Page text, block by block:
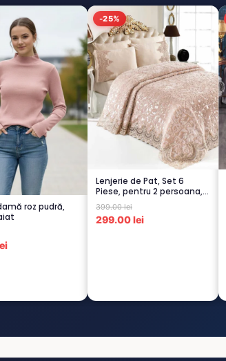
roz pudră,
-25%
Lenjerie de Pat, Set 6
Piese, pentru 2 persoana,
CAPUCI...
399.00 lei
299.00 lei